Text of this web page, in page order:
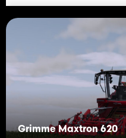
Grimme Maxtron 620